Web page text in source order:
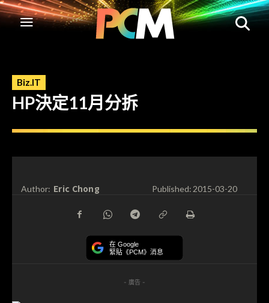
Biz.IT
HP決定11月分拆
Author: Eric Chong Published:2015-03-20
在 Google
緊貼《PCM》消息
- 廣告 -